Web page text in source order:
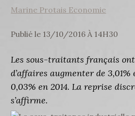
Marine Protais Economie
Publié le 13/10/2016 À 14H30
Les sous-traitants français
d’affaires augmenter de 3,01%
0,03% en 2014. La reprise
s’affirme.